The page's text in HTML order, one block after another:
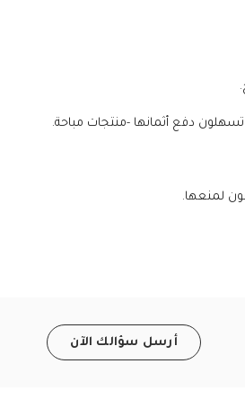
دفع أثمانها -منتجات مباحة.
لمنعها.
أرسل سؤالك الآن